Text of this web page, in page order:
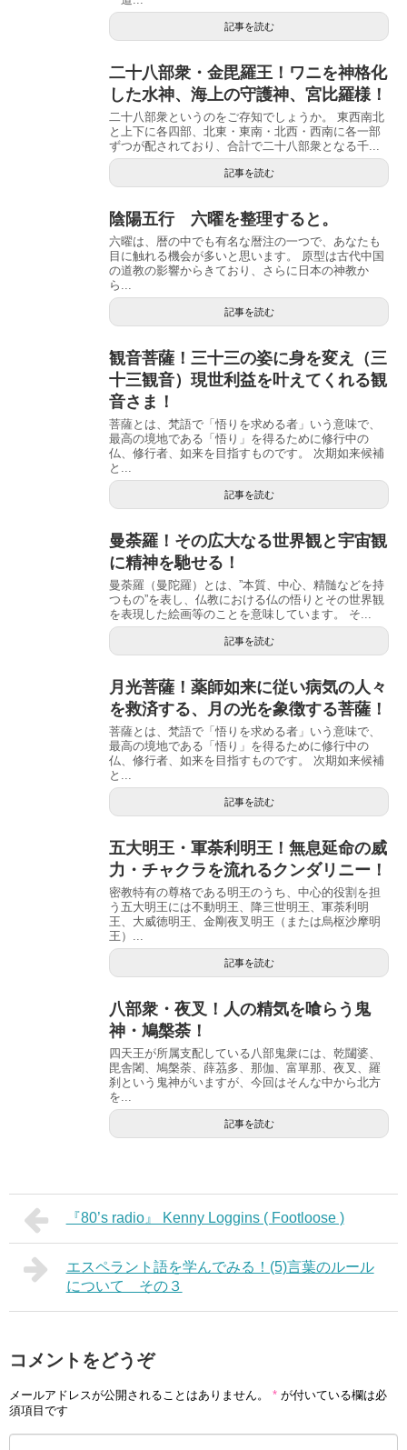
記事を読む
二十八部衆・金毘羅王！ワニを神格化
した水神、海上の守護神、宮比羅様！
二十八部衆というのをご存知でしょうか。 東西南北
と上下に各四部、北東・東南・北西・西南に各一部
ずつが配されており、合計で二十八部衆となる千...
記事を読む
陰陽五行 六曜を整理すると。
六曜は、暦の中でも有名な暦注の一つで、あなたも
目に触れる機会が多いと思います。 原型は古代中国
の道教の影響からきており、さらに日本の神教か
ら...
記事を読む
観音菩薩！三十三の姿に身を変え（三
十三観音）現世利益を叶えてくれる観
音さま！
菩薩とは、梵語で「悟りを求める者」いう意味で、
最高の境地である「悟り」を得るために修行中の
仏、修行者、如来を目指すものです。 次期如来候補
と...
記事を読む
曼荼羅！その広大なる世界観と宇宙観
に精神を馳せる！
曼荼羅（曼陀羅）とは、”本質、中心、精髄などを持
つもの”を表し、仏教における仏の悟りとその世界観
を表現した絵画等のことを意味しています。 そ...
記事を読む
月光菩薩！薬師如来に従い病気の人々
を救済する、月の光を象徴する菩薩！
菩薩とは、梵語で「悟りを求める者」いう意味で、
最高の境地である「悟り」を得るために修行中の
仏、修行者、如来を目指すものです。 次期如来候補
と...
記事を読む
五大明王・軍荼利明王！無息延命の威
力・チャクラを流れるクンダリニー！
密教特有の尊格である明王のうち、中心的役割を担
う五大明王には不動明王、降三世明王、軍荼利明
王、大威徳明王、金剛夜叉明王（または烏枢沙摩明
王）...
記事を読む
八部衆・夜叉！人の精気を喰らう鬼
神・鳩槃荼！
四天王が所属支配している八部鬼衆には、乾闥婆、
毘舎闍、鳩槃荼、薛茘多、那伽、富單那、夜叉、羅
刹という鬼神がいますが、今回はそんな中から北方
を...
記事を読む
『80’s radio』 Kenny Loggins ( Footloose )
エスペラント語を学んでみる！(5)言葉のルール
について その３
コメントをどうぞ
メールアドレスが公開されることはありません。 * が付いている欄は必
須項目です